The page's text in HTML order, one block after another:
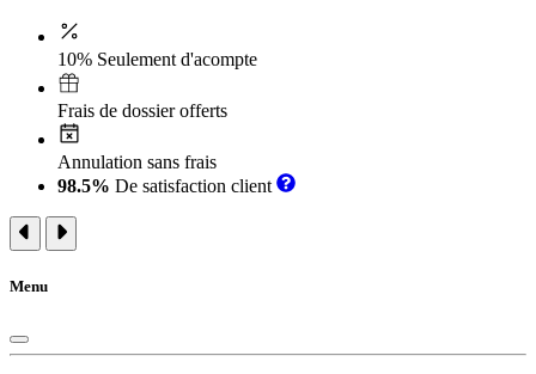
10% Seulement d'acompte
Frais de dossier offerts
Annulation sans frais
98.5% De satisfaction client
Menu